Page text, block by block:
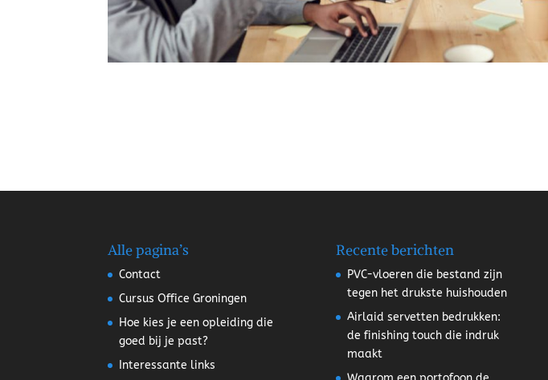
Alle pagina’s
Contact
Cursus Office Groningen
Hoe kies je een opleiding die
goed bij je past?
Interessante links
Recente berichten
PVC-vloeren die bestand zijn
tegen het drukste huishouden
Airlaid servetten bedrukken:
de finishing touch die indruk
maakt